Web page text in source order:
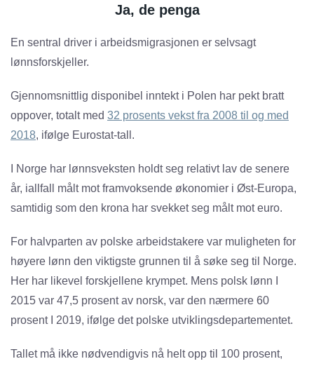
Ja, de penga
En sentral driver i arbeidsmigrasjonen er selvsagt
lønnsforskjeller.
Gjennomsnittlig disponibel inntekt i Polen har pekt bratt
oppover, totalt med 32 prosents vekst fra 2008 til og med
2018, ifølge Eurostat-tall.
I Norge har lønnsveksten holdt seg relativt lav de senere
år, iallfall målt mot framvoksende økonomier i Øst-Europa,
samtidig som den krona har svekket seg målt mot euro.
For halvparten av polske arbeidstakere var muligheten for
høyere lønn den viktigste grunnen til å søke seg til Norge.
Her har likevel forskjellene krympet. Mens polsk lønn I
2015 var 47,5 prosent av norsk, var den nærmere 60
prosent I 2019, ifølge det polske utviklingsdepartementet.
Tallet må ikke nødvendigvis nå helt opp til 100 prosent,